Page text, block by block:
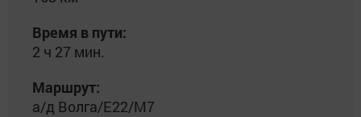
Время в пути:
2 ч 27 мин.
Маршрут:
а/д Волга/Е22/М7